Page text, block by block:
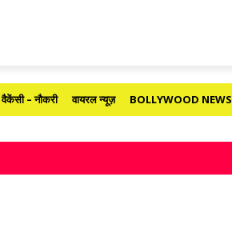
वैकेंसी – नौकरी वायरल न्यूज़ BOLLYWOOD NEWS